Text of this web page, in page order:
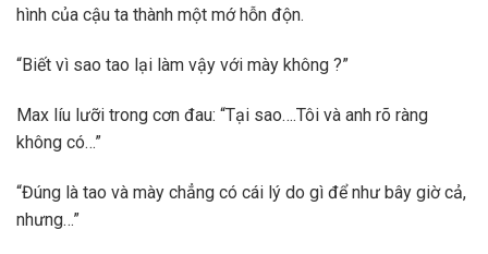
hình của cậu ta thành một mớ hỗn độn.
“Biết vì sao tao lại làm vậy với mày không ?”
Max líu lưỡi trong cơn đau: “Tại sao….Tôi và anh rõ ràng
không có…”
“Đúng là tao và mày chẳng có cái lý do gì để như bây giờ cả,
nhưng…”